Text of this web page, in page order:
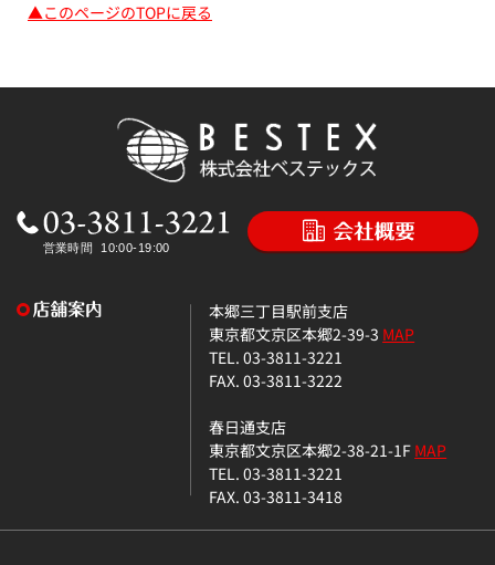
▲このページのTOPに戻る
本郷三丁目駅前支店
東京都文京区本郷2-39-3 MAP
TEL. 03-3811-3221
FAX. 03-3811-3222
春日通支店
東京都文京区本郷2-38-21-1FMAP
TEL. 03-3811-3221
FAX. 03-3811-3418